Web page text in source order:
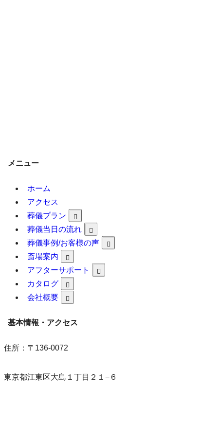
24時間365日対応
電話する
友達追加
供花注文
メニュー
ホーム
アクセス
葬儀プラン
葬儀当日の流れ
葬儀事例/お客様の声
斎場案内
アフターサポート
カタログ
会社概要
基本情報・アクセス
住所：〒136-0072
東京都江東区大島１丁目２１−６